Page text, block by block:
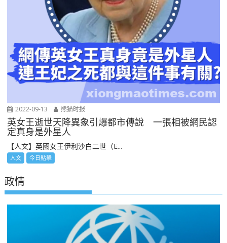
2022-09-13 熊猫时报
英女王逝世天降異象引爆都市傳說 一張相被網民認
定真身是外星人
【人文】英國女王伊利沙白二世（E...
人文 今日點擊
政情